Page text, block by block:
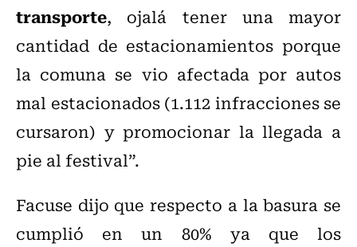
transporte, ojalá tener una mayor
cantidad de estacionamientos porque
la comuna se vio afectada por autos
mal estacionados (1.112 infracciones se
cursaron) y promocionar la llegada a
pie al festival”.
Facuse dijo que respecto a la basura se
cumplió en un 80% ya que los